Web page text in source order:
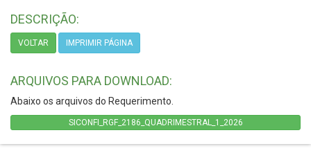
DESCRIÇÃO:
VOLTAR IMPRIMIR PÁGINA
ARQUIVOS PARA DOWNLOAD:
Abaixo os arquivos do Requerimento.
SICONFI_RGF_2186_QUADRIMESTRAL_1_2026